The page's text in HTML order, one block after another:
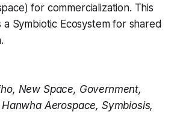
for commercialization. This
Symbiotic Ecosystem for shared
New Space, Government,
Aerospace, Symbiosis,